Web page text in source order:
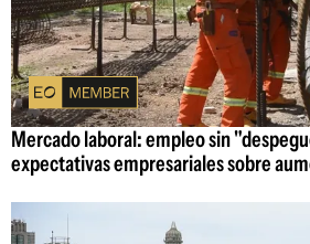
Mercado laboral: empleo sin
expectativas empresariales sobre